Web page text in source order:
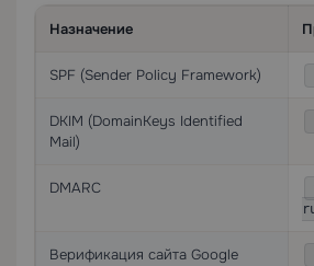
Назначение
SPF (Sender Policy Framework)
DKIM (DomainKeys Identified
Mail)
DMARC
Верификация сайта Google